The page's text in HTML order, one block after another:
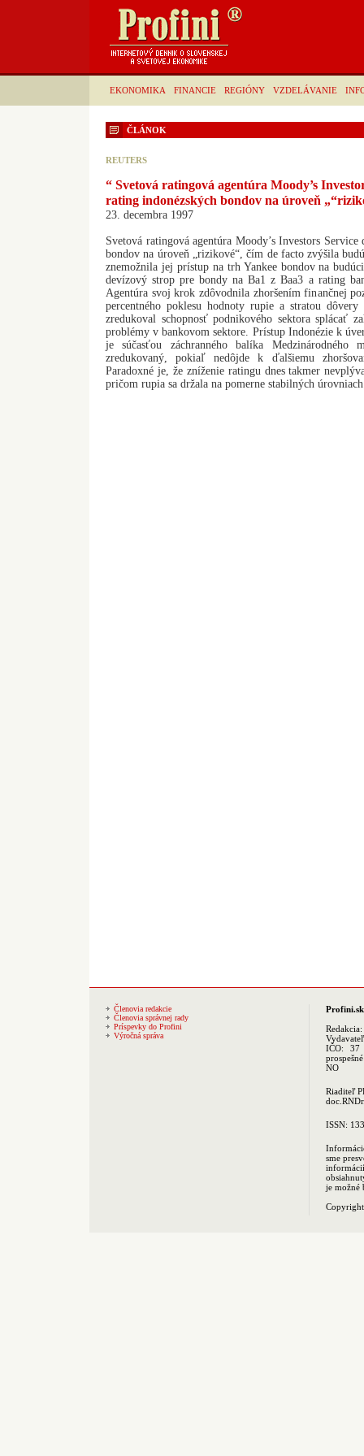
EKONOMIKA FINANCIE REGIÓNY VZDELÁVANIE
ČLÁNOK
REUTERS
“ Svetová ratingová agentúra Moody’s
rating indonézských bondov na úroveň
23. decembra 1997
Svetová ratingová agentúra Moody’s Investors
bondov na úroveň „rizikové“, čím de facto zvýšila
znemožnila jej prístup na trh Yankee bondov na
devízový strop pre bondy na Ba1 z Baa3 a rating
Agentúra svoj krok zdôvodnila zhoršením finančnej
percentného poklesu hodnoty rupie a stratou
zredukoval schopnosť podnikového sektora splácať
problémy v bankovom sektore. Prístup Indonézie k
je súčasťou záchranného balíka Medzinárodného
zredukovaný, pokiaľ nedôjde k ďalšiemu
Paradoxné je, že zníženie ratingu dnes takmer
pričom rupia sa držala na pomerne stabilných
Členovia redakcie
Členovia správnej rady
Príspevky do Profini
Výročná správa
Profini.sk
Redakcia:
IČO: 37
NO
Riaditeľ
ISSN:
sme
je možné